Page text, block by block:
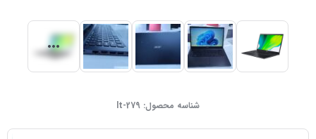
شناسه محصول: lt-279